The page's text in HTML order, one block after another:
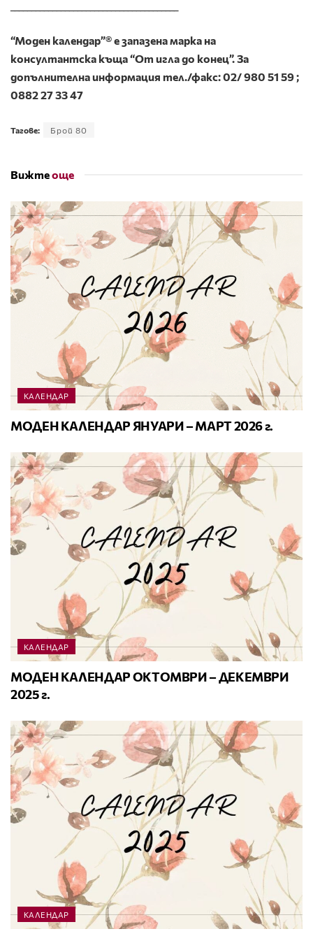
“Моден календар”® e запазена марка на
консултантска къща “От игла до конец”. За
допълнителна информация тел./факс: 02/ 980 51 59 ;
0882 27 33 47
Тагове: Брой 80
Вижтеоще
КАЛЕНДАР
МОДЕН КАЛЕНДАР ЯНУАРИ – МАРТ 2026 г.
КАЛЕНДАР
МОДЕН КАЛЕНДАР ОКТОМВРИ – ДЕКЕМВРИ
2025 г.
КАЛЕНДАР